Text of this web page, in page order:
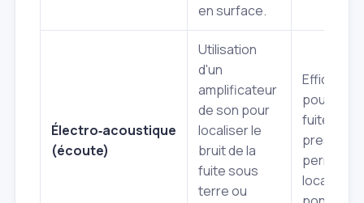
en surface.
Électro‑acoustique
(écoute)
Utilisation
d'un
amplificateur
de son pour
localiser le
bruit de la
fuite sous
terre ou
Efficace
pour les
fuites
pression,
permet